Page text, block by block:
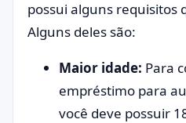
possui alguns requisitos
Alguns deles são:
Maior idade: Para
empréstimo para
você deve possuir